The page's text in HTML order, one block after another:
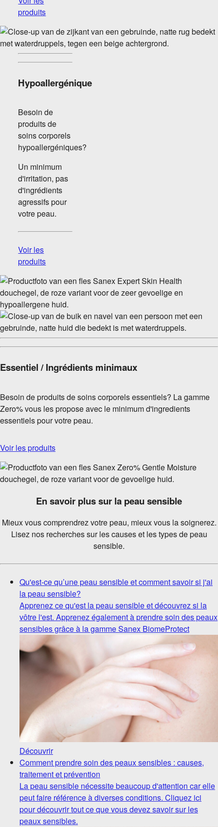
produits
Hypoallergénique
Besoin de
produits de
soins corporels
hypoallergéniques?
Un minimum
d'irritation, pas
d'ingrédients
agressifs pour
votre peau.
Voir les
produits
Essentiel / Ingrédients minimaux
Besoin de produits de soins corporels essentiels? La gamme
Zero% vous les propose avec le minimum d'ingredients
essentiels pour votre peau.
Voir les produits
En savoir plus sur la peau sensible
Mieux vous comprendrez votre peau, mieux vous la soignerez.
Lisez nos recherches sur les causes et les types de peau
sensible.
Qu'est-ce qu’une peau sensible et comment savoir si j'ai
la peau sensible?
Apprenez ce qu'est la peau sensible et découvrez si la
vôtre l'est. Apprenez également à prendre soin des peaux
sensibles grâce à la gamme Sanex BiomeProtect
Découvrir
Comment prendre soin des peaux sensibles : causes,
traitement et prévention
La peau sensible nécessite beaucoup d'attention car elle
peut faire référence à diverses conditions. Cliquez ici
pour découvrir tout ce que vous devez savoir sur les
peaux sensibles.